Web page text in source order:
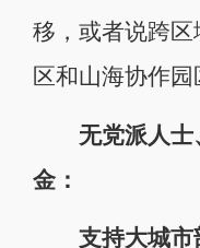
移，或者说跨
区和山海协作园
无党派人士
金：
支持大城市